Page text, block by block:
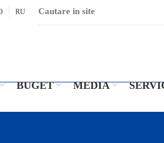
RU
BUGET MEDIA